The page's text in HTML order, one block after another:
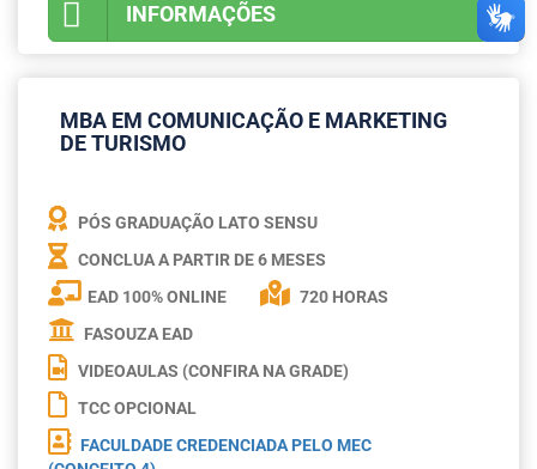
INFORMAÇÕES
MBA EM COMUNICAÇÃO E MARKETING
DE TURISMO
PÓS GRADUAÇÃO LATO SENSU
CONCLUA A PARTIR DE6 MESES
EAD 100% ONLINE
720 HORAS
FASOUZA EAD
VIDEOAULAS (CONFIRA NA GRADE)
TCC OPCIONAL
FACULDADE CREDENCIADA PELO MEC